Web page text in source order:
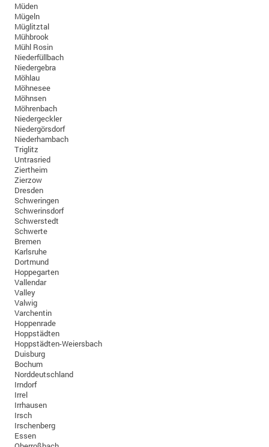
Müden
Mügeln
Müglitztal
Mühbrook
Mühl Rosin
Niederfüllbach
Niedergebra
Möhlau
Möhnesee
Möhnsen
Möhrenbach
Niedergeckler
Niedergörsdorf
Niederhambach
Triglitz
Untrasried
Ziertheim
Zierzow
Dresden
Schweringen
Schwerinsdorf
Schwerstedt
Schwerte
Bremen
Karlsruhe
Dortmund
Hoppegarten
Vallendar
Valley
Valwig
Varchentin
Hoppenrade
Hoppstädten
Hoppstädten-Weiersbach
Duisburg
Bochum
Norddeutschland
Irndorf
Irrel
Irrhausen
Irsch
Irschenberg
Essen